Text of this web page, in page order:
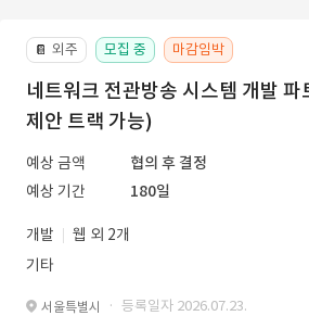
📔 외주 모집 중 마감임박
네트워크 전관방송 시스템 개발
제안 트랙 가능)
예상 금액
협의 후 결정
예상 기간
180일
개발
웹 외 2개
기타
서울특별시 · 등록일자 2026.07.23.